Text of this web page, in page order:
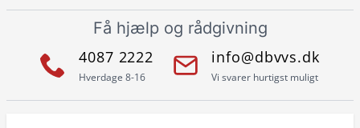
Få hjælp og rådgivning
4087 2222
Hverdage 8-16
info@dbvvs.dk
Vi svarer hurtigst muligt